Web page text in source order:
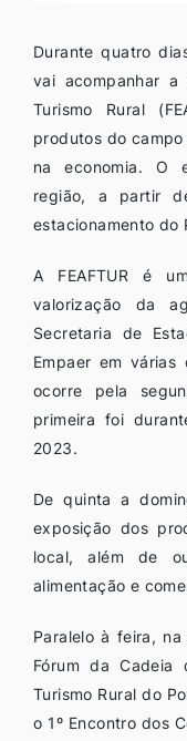
Durante quatro
vai acompanhar
Turismo Rural
produtos do
na economia. O
região, a partir
estacionamento do
A FEAFTUR é
valorização da
Secretaria de
Empaer em
ocorre pela
primeira foi
2023.
De quinta a
exposição dos
local, além de
alimentação e
Paralelo à feira,
Fórum da Cadeia
Turismo Rural do
o 1º Encontro dos